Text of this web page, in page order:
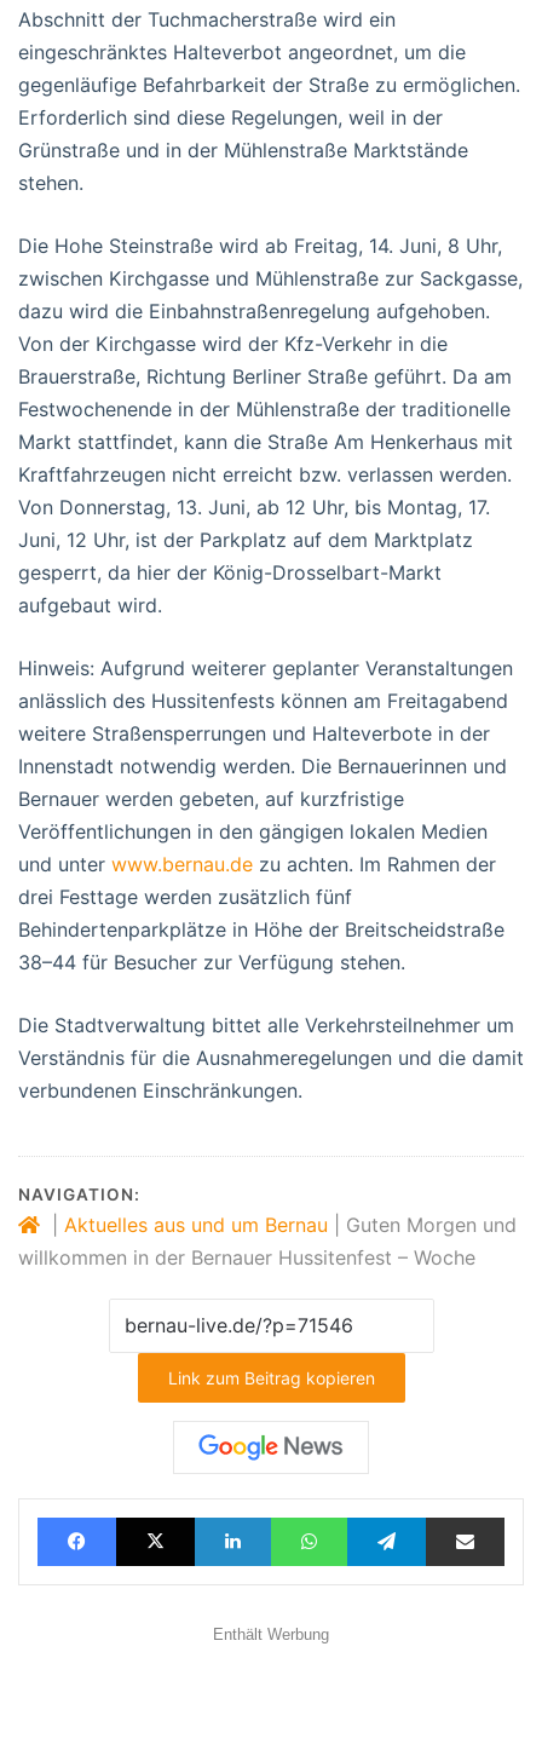
Abschnitt der Tuchmacherstraße wird ein
eingeschränktes Halteverbot angeordnet, um die
gegenläufige Befahrbarkeit der Straße zu ermöglichen.
Erforderlich sind diese Regelungen, weil in der
Grünstraße und in der Mühlenstraße Marktstände
stehen.
Die Hohe Steinstraße wird ab Freitag, 14. Juni, 8 Uhr,
zwischen Kirchgasse und Mühlenstraße zur Sackgasse,
dazu wird die Einbahnstraßenregelung aufgehoben.
Von der Kirchgasse wird der Kfz-Verkehr in die
Brauerstraße, Richtung Berliner Straße geführt. Da am
Festwochenende in der Mühlenstraße der traditionelle
Markt stattfindet, kann die Straße Am Henkerhaus mit
Kraftfahrzeugen nicht erreicht bzw. verlassen werden.
Von Donnerstag, 13. Juni, ab 12 Uhr, bis Montag, 17.
Juni, 12 Uhr, ist der Parkplatz auf dem Marktplatz
gesperrt, da hier der König-Drosselbart-Markt
aufgebaut wird.
Hinweis: Aufgrund weiterer geplanter Veranstaltungen
anlässlich des Hussitenfests können am Freitagabend
weitere Straßensperrungen und Halteverbote in der
Innenstadt notwendig werden. Die Bernauerinnen und
Bernauer werden gebeten, auf kurzfristige
Veröffentlichungen in den gängigen lokalen Medien
und unter www.bernau.de zu achten. Im Rahmen der
drei Festtage werden zusätzlich fünf
Behindertenparkplätze in Höhe der Breitscheidstraße
38–44 für Besucher zur Verfügung stehen.
Die Stadtverwaltung bittet alle Verkehrsteilnehmer um
Verständnis für die Ausnahmeregelungen und die damit
verbundenen Einschränkungen.
NAVIGATION:
Aktuelles aus und um Bernau
Guten Morgen und
willkommen in der Bernauer Hussitenfest – Woche
Link zum Beitrag kopieren
FacebookX LinkedInWhatsAppTelegramTeilen via E-Mail
Enthält Werbung